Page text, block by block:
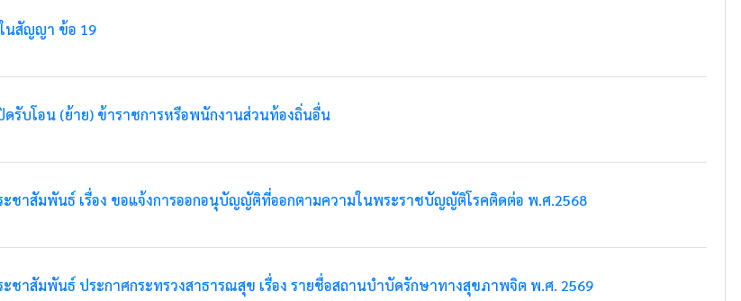
นสัญญา ข้อ 19
รับโอน (ย้าย) ข้าราชการหรือพนักงานส่วนท้องถิ่นอื่น
ชาสัมพันธ์ เรื่อง ขอแจ้งการออกอนุบัญญัติที่ออกตามความในพระราชบัญญัติโรคติดต่อ พ.ศ.2568
ชาสัมพันธ์ ประกาศกระทรวงสาธารณสุข เรื่อง รายชื่อสถานบำบัดรักษาทางสุขภาพจิต พ.ศ. 2569